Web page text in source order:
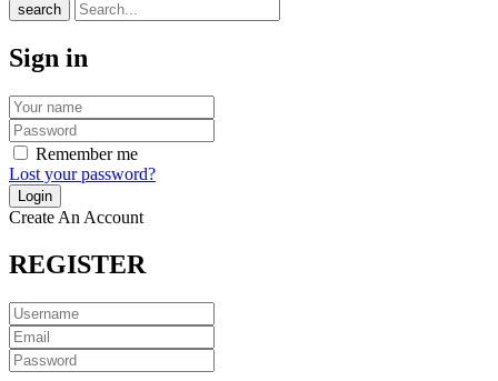
search
Sign in
Remember me
Lost your password?
Create An Account
REGISTER